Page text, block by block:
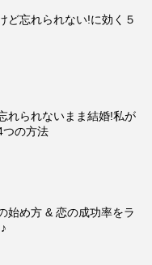
ど忘れられない!に効く５
れられないまま結婚!私が
つの方法
始め方 & 恋の成功率をラ